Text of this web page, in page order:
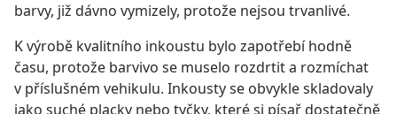
barvy, již dávno vymizely, protože nejsou trvanlivé.
K výrobě kvalitního inkoustu bylo zapotřebí hodně
času, protože barvivo se muselo rozdrtit a rozmíchat
v příslušném vehikulu. Inkousty se obvykle skladovaly
jako suché placky nebo tyčky, které si písař dostatečně